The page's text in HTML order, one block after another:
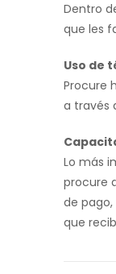
Dentro
que les
Uso de
Procure
a través
Lo más
procure
de
que